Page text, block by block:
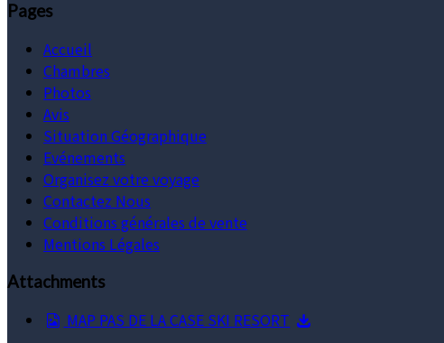
Pages
Accueil
Chambres
Photos
Avis
Situation Géographique
Evénements
Organisez votre voyage
Contactez Nous
Conditions générales de vente
Mentions Légales
Attachments
MAP PAS DE LA CASE SKI RESORT